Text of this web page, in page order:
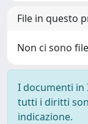
File in questo
Non ci sono
I documenti in
tutti i diritti
indicazione.